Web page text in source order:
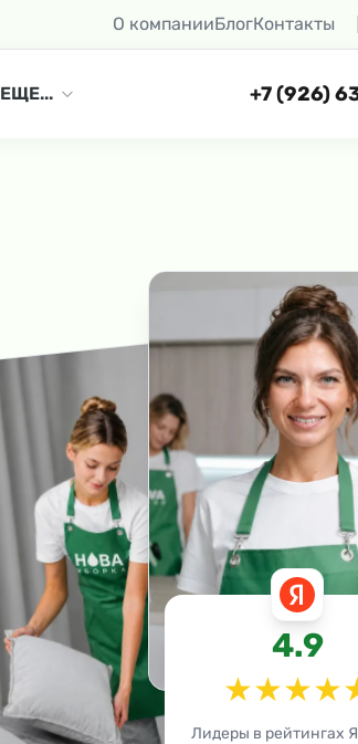
О компанииБлогКонтакты
ЕЩЕ... +7 (926)
4.9
★★★★
Лидеры в рейтингах